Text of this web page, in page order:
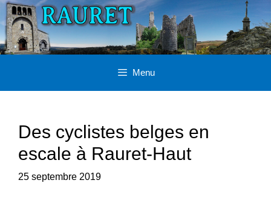
Aller
au
contenu
Menu
Des cyclistes belges en
escale à Rauret-Haut
25 septembre 2019